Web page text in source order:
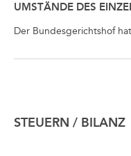
UMSTÄNDE DES
Der Bundesgerichtshof
STEUERN / BILANZ